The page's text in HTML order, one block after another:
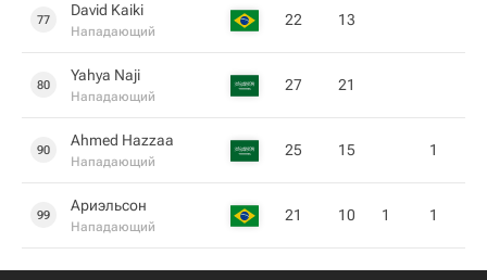
77
David Kaiki
Нападающий
22 13
80
Yahya Naji
Нападающий
27 21
90
Ahmed Hazzaa
Нападающий
25 15 1
99
Ариэльсон
Нападающий
21 10 1 1